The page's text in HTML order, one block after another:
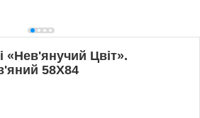
«Нев'янучий Цвіт».
58Х84